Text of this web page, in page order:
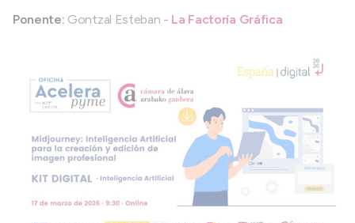
Ponente: Gontzal Esteban - La Factoría Gráfica